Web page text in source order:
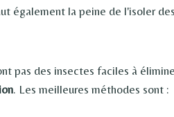
également la peine de l'isoler
pas des insectes faciles à
. Les meilleures méthodes sont :